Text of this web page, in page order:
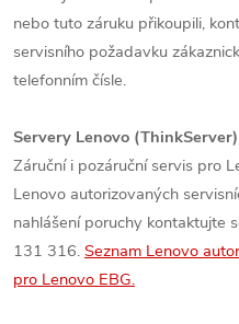
nebo tuto záruku přikoupili,
servisního požadavku
telefonním čísle.
Servery Lenovo (ThinkServer)
Záruční i pozáruční servis pro
Lenovo autorizovaných
nahlášení poruchy kontaktujte
131 316. Seznam Lenovo
pro Lenovo EBG.